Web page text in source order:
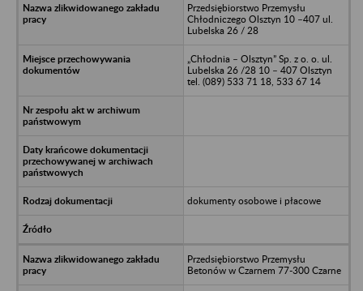
Przedsiębiorstwo Przemysłu
Chłodniczego Olsztyn 10 –407 ul.
Lubelska 26 / 28
„Chłodnia – Olsztyn” Sp. z o. o. ul.
Lubelska 26 /28 10 – 407 Olsztyn
tel. (089) 533 71 18, 533 67 14
dokumenty osobowe i płacowe
Przedsiębiorstwo Przemysłu
Betonów w Czarnem 77-300 Czarne